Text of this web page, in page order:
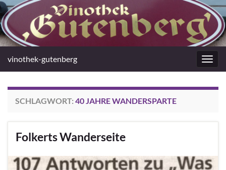
vinothek-gutenberg
SCHLAGWORT: 40 JAHRE WANDERSPARTE
Folkerts Wanderseite